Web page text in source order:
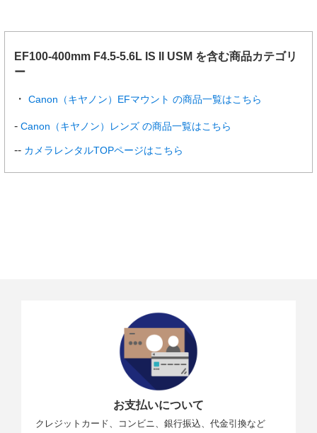
EF100-400mm F4.5-5.6L IS II USM を含む商品カテゴリ
ー
Canon（キヤノン）EFマウント の商品一覧はこちら
Canon（キヤノン）レンズ の商品一覧はこちら
カメラレンタルTOPページはこちら
お支払いについて
クレジットカード、コンビニ、銀行振込、代金引換など